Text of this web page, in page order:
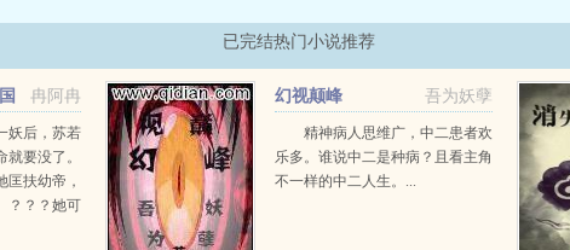
已完结热门小说推荐
冉阿冉
妖后，苏若
要没了。
匡扶幼帝，
？？？她可
吾为妖孽
幻视颠峰
精神病人思维广，中二患者欢
乐多。谁说中二是种病？且看主角
不一样的中二人生。...